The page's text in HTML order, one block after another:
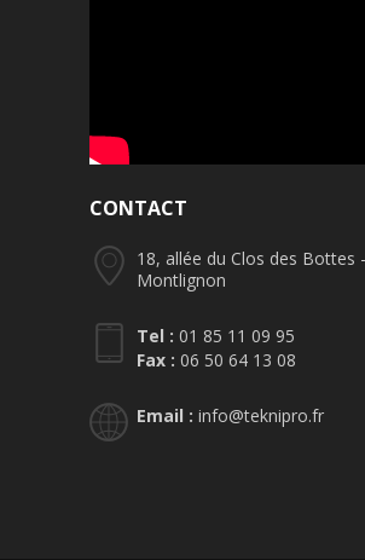
CONTACT
18, allée du Clos des Bottes
Montlignon
Tel : 01 85 11 09 95
Fax : 06 50 64 13 08
Email : info@teknipro.fr